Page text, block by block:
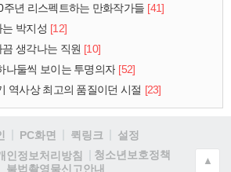
주년 리스펙트하는 만화작가들 [41]
박지성 [12]
생각나는 직원 [10]
나둘씩 보이는 투명의자 [52]
역사상 최고의 품질이던 시절 [23]
PC화면 퀵링크
설정
인정보처리방침
청소년보호정책
불법촬영물신고안내
▲